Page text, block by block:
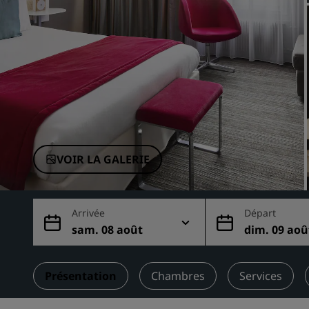
Marques affiliées en Chine
VOIR LA GALERIE
Arrivée
sam. 08 août
Départ
dim. 09
Présentation Chambres Services